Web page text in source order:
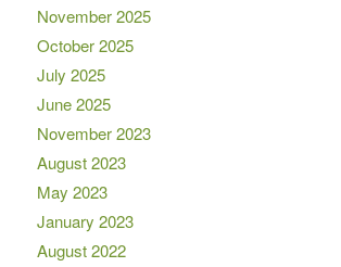
November 2025
October 2025
July 2025
June 2025
November 2023
August 2023
May 2023
January 2023
August 2022